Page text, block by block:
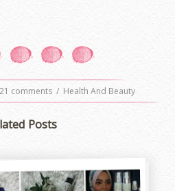
21 comments / Health And Beauty
Posts